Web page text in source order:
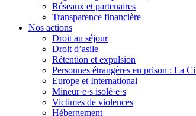
Réseaux et partenaires
Transparence financière
Nos actions
Droit au séjour
Droit d’asile
Rétention et expulsion
Personnes étrangères en prison : La
Europe et International
Mineur·e·s isolé·e·s
Victimes de violences
Hébergement